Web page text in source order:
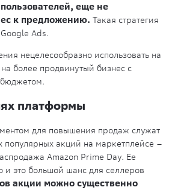
еще не
к предложению. Такая стратегия
Ads.
нецелесообразно использовать на
более продвинутый бизнес с
платформы
для повышения продаж служат
акций на маркетплейсе –
Amazon Prime Day. Ее
и это большой шанс для селлеров
акции можно существенно